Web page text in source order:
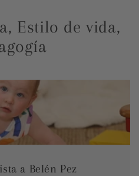
Estilo de vida,
a Belén Pez